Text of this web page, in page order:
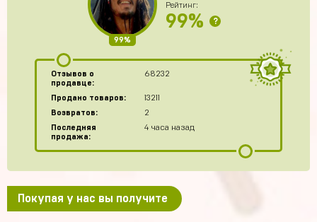
99%
Рейтинг:
99% ?
Отзывов о
продавце:
68232
Продано товаров:
13211
Возвратов:
2
Последняя
продажа:
4 часа назад
Покупая у нас вы получите